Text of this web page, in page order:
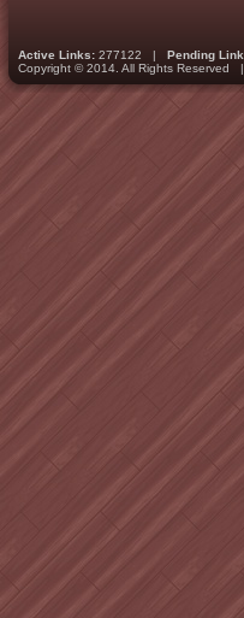
Active Links: 277122 | Pending
Copyright © 2014. All Rights Reserved